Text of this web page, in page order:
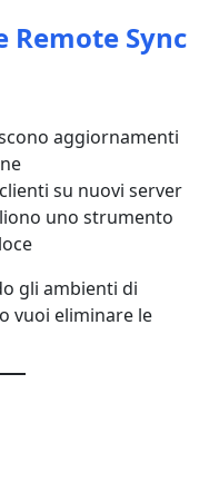
Remote Sync
aggiornamenti
su nuovi server
uno strumento
gli ambienti di
vuoi eliminare le